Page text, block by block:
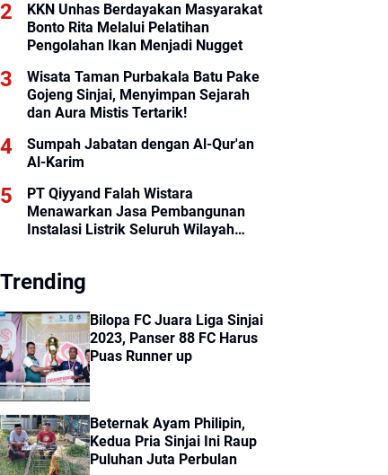
KKN Unhas Berdayakan Masyarakat
Bonto Rita Melalui Pelatihan
Pengolahan Ikan Menjadi Nugget
Wisata Taman Purbakala Batu Pake
Gojeng Sinjai, Menyimpan Sejarah
dan Aura Mistis Tertarik!
Sumpah Jabatan dengan Al-Qur'an
Al-Karim
PT Qiyyand Falah Wistara
Menawarkan Jasa Pembangunan
Instalasi Listrik Seluruh Wilayah
Trending
Bilopa FC Juara Liga Sinjai
2023, Panser 88 FC Harus
Puas Runner up
Beternak Ayam Philipin,
Kedua Pria Sinjai Ini Raup
Puluhan Juta Perbulan